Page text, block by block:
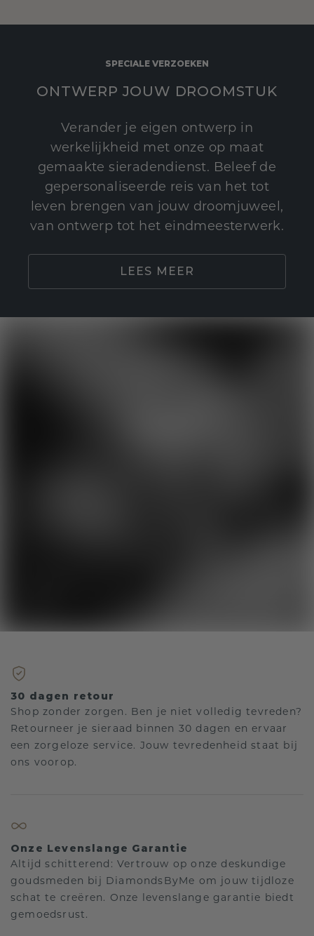
SPECIALE VERZOEKEN
ONTWERP JOUW DROOMSTUK
Verander je eigen ontwerp in
werkelijkheid met onze op maat
gemaakte sieradendienst. Beleef de
gepersonaliseerde reis van het tot
leven brengen van jouw droomjuweel,
van ontwerp tot het eindmeesterwerk.
LEES MEER
30 dagen retour
Shop zonder zorgen. Ben je niet volledig tevreden?
Retourneer je sieraad binnen 30 dagen en ervaar
een zorgeloze service. Jouw tevredenheid staat bij
ons voorop.
Onze Levenslange Garantie
Altijd schitterend: Vertrouw op onze deskundige
goudsmeden bij DiamondsByMe om jouw tijdloze
schat te creëren. Onze levenslange garantie biedt
gemoedsrust.